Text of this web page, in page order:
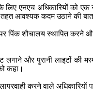
अधिकारियों को एक
तहत आवश्यक कदम उठाने की
पिंक शौचालय स्थापित करने
और पुरानी लाइटों की
कहा।
करने वाले